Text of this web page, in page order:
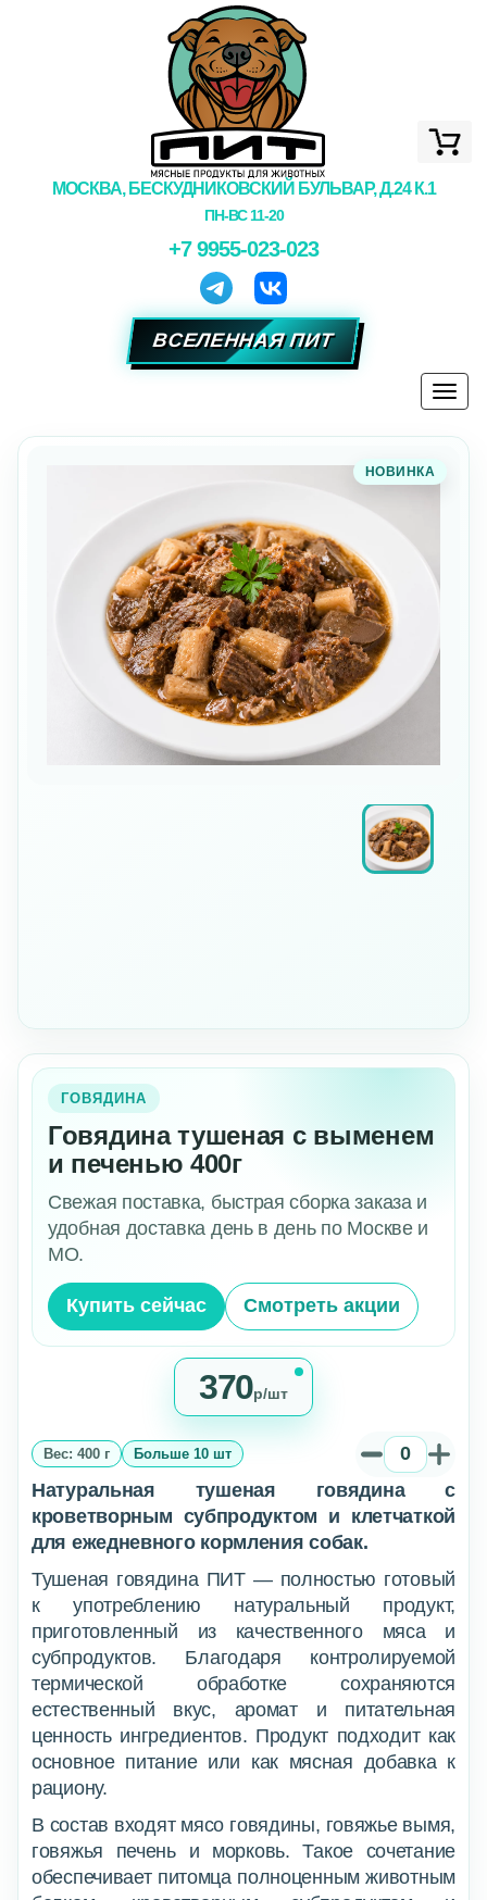
ВСЕЛЕННАЯ ПИТ
МОСКВА, БЕСКУДНИКОВСКИЙ БУЛЬВАР, Д.24 К.1
ПН-ВС 11-20
+7 9955-023-023
НОВИНКА
ГОВЯДИНА
Говядина тушеная с выменем
и печенью 400г
Свежая поставка, быстрая сборка заказа и
удобная доставка день в день по Москве и
МО.
Купить сейчас Смотреть акции
370р/шт
Вес: 400 г Больше 10 шт
Натуральная тушеная говядина с
кроветворным субпродуктом и клетчаткой
для ежедневного кормления собак.
Тушеная говядина ПИТ — полностью готовый
к употреблению натуральный продукт,
приготовленный из качественного мяса и
субпродуктов. Благодаря контролируемой
термической обработке сохраняются
естественный вкус, аромат и питательная
ценность ингредиентов. Продукт подходит как
основное питание или как мясная добавка к
рациону.
В состав входят мясо говядины, говяжье вымя,
говяжья печень и морковь. Такое сочетание
обеспечивает питомца полноценным животным